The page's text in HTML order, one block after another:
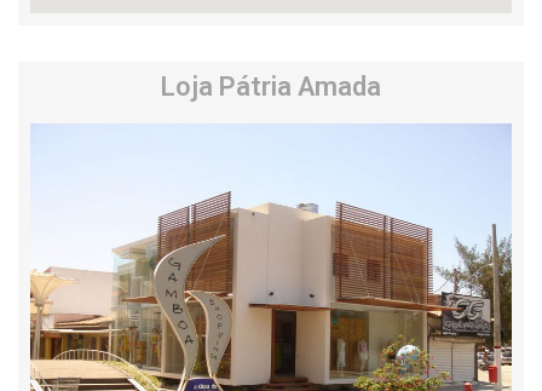
Loja Pátria Amada